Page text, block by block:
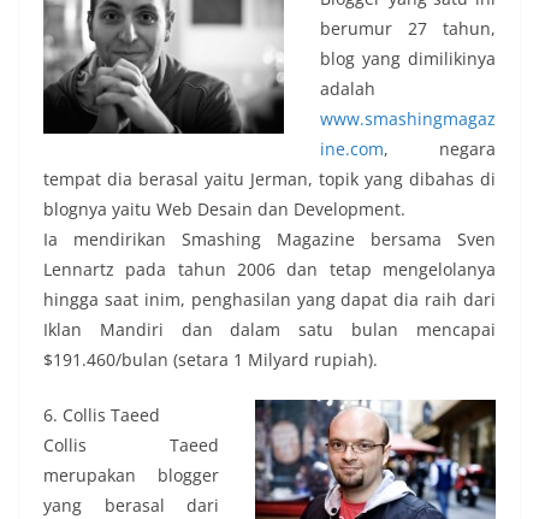
berumur 27 tahun,
blog yang dimilikinya
adalah
www.smashingmagaz
ine.com, negara
tempat dia berasal yaitu Jerman, topik yang dibahas di
blognya yaitu Web Desain dan Development.
Ia mendirikan Smashing Magazine bersama Sven
Lennartz pada tahun 2006 dan tetap mengelolanya
hingga saat inim, penghasilan yang dapat dia raih dari
Iklan Mandiri dan dalam satu bulan mencapai
$191.460/bulan (setara 1 Milyard rupiah).
6. Collis Taeed
Collis Taeed
merupakan blogger
yang berasal dari